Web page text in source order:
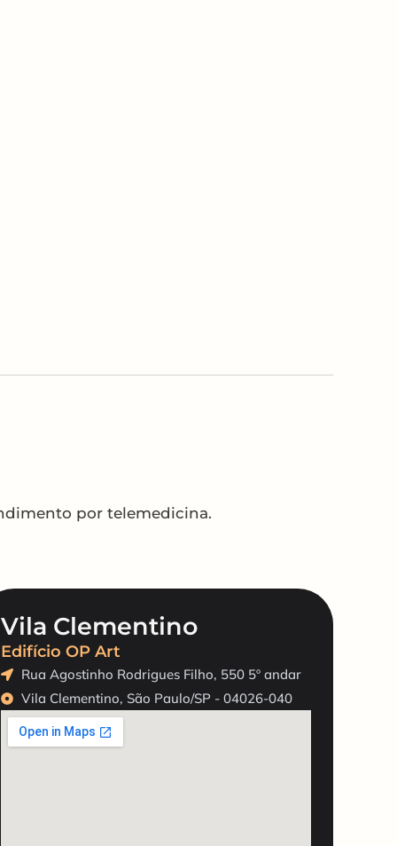
por telemedicina.
Vila Clementino
Edifício OP Art
Rua Agostinho Rodrigues Filho, 550 5º andar
Vila Clementino, São Paulo/SP - 04026-040